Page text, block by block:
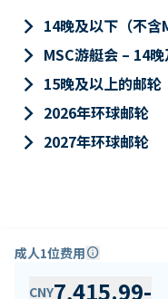
keyboard_arrow_right 14晚及以下（不含
keyboard_arrow_right MSC游艇会 – 14
keyboard_arrow_right 15晚及以上的邮轮
keyboard_arrow_right 2026年环球邮轮
keyboard_arrow_right 2027年环球邮轮
成人1位费用info
CNY7,415.99-